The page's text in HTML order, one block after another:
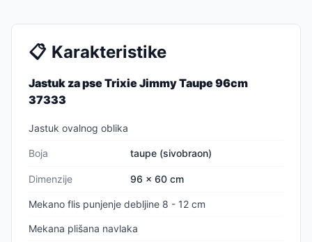
📋 Karakteristike
Jastuk za pse Trixie Jimmy Taupe 96cm
37333
Jastuk ovalnog oblika
Boja taupe (sivobraon)
Dimenzije 96 x 60 cm
Mekano flis punjenje debljine 8 - 12 cm
Mekana plišana navlaka